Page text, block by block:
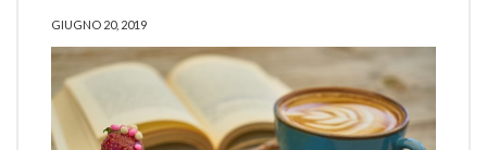
GIUGNO 20, 2019